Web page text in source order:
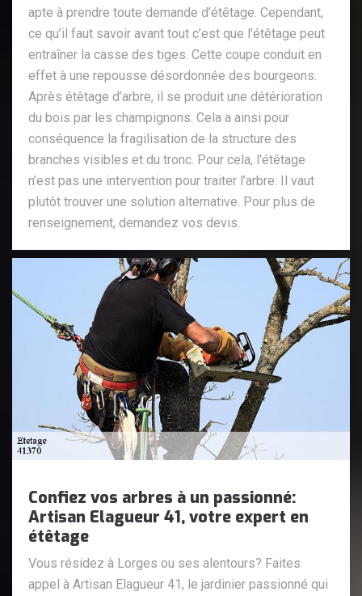
apte à prendre toute demande d’étêtage. Cependant,
ce qu’il faut savoir avant tout c’est que l'étêtage peut
entraîner la casse des tiges. Cette coupe conduit en
effet à une repousse désordonnée des bourgeons.
Après étêtage d’arbre, il se produit une détérioration
du bois par les champignons. Cela a ainsi pour
conséquence la fragilisation de la structure des
branches visibles et du tronc. Pour cela, l'étêtage
n’est pas une intervention pour traiter l’arbre. Il vaut
plutôt trouver une solution alternative. Pour plus de
renseignement, demandez vos devis.
Confiez vos arbres à un passionné:
Artisan Elagueur 41, votre expert en
étêtage
Vous résidez à Lorges ou ses alentours? Faites
appel à Artisan Elagueur 41, le jardinier passionné qui